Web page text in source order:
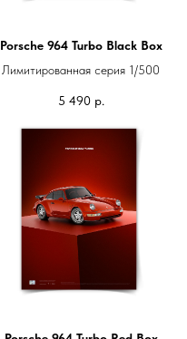
Porsche 964 Turbo Black Box
Лимитированная серия 1/500
5 490 р.